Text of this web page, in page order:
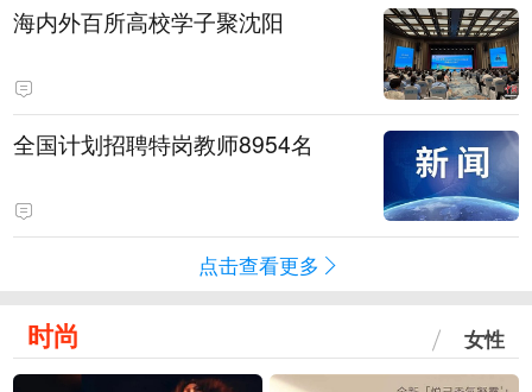
海内外百所高校学子聚沈阳
全国计划招聘特岗教师8954名
点击查看更多
时尚 女性